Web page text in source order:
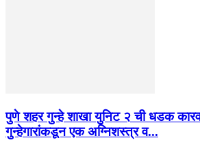
पुणे शहर गुन्हे शाखा युनिट २ ची धडक
गुन्हेगारांकडून एक अग्निशस्त्र व...